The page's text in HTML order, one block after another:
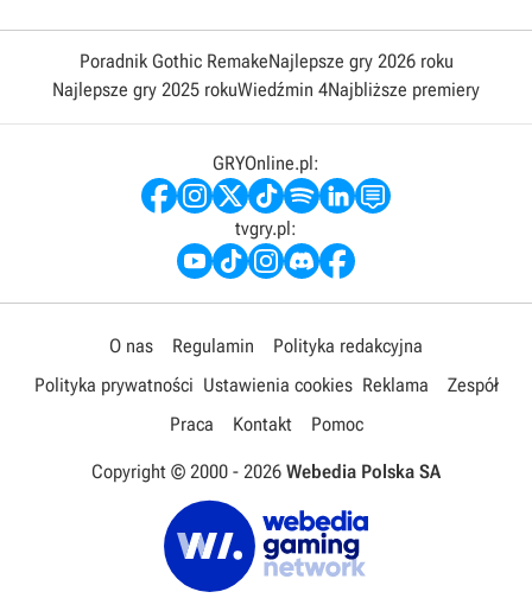
Poradnik Gothic RemakeNajlepsze gry 2026 roku
Najlepsze gry 2025 rokuWiedźmin 4Najbliższe premiery
GRYOnline.pl:
tvgry.pl:
O nas Regulamin
Polityka redakcyjna
Polityka prywatności Ustawienia cookies Reklama
Zespół
Praca
Kontakt Pomoc
Copyright © 2000 - 2026 Webedia Polska SA